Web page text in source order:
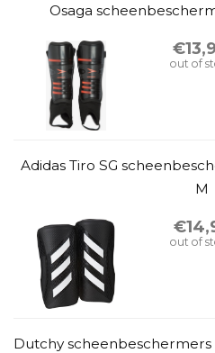
Osaga
out of
Adidas Tiro SG
M
out of
Dutchy